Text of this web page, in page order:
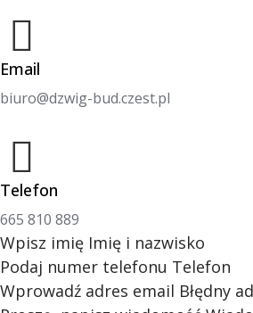
Email
biuro@dzwig-bud.czest.pl
Telefon
665 810 889
Wpisz imię Imię i nazwisko
Podaj numer telefonu Telefon
Wprowadź adres email Błędny